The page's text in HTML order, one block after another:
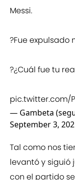
Messi.
?Fue expulsado
?¿Cuál fue tu
pic.twitter.com/
— Gambeta
September 3,
Tal como nos
levantó y siguió
con el partido